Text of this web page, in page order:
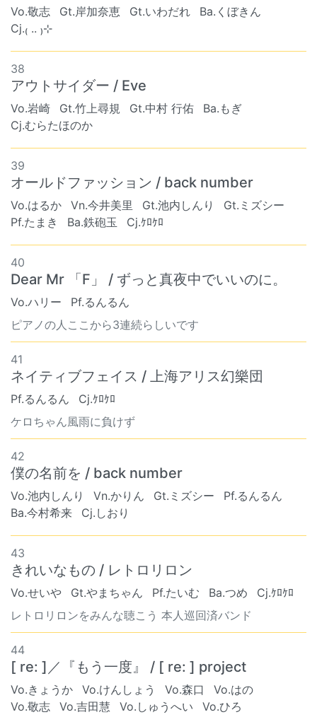
Vo.敬志 Gt.岸加奈恵 Gt.いわだれ
Ba.くぼきん
Cj.₍ .. ₎⊹
38
アウトサイダー / Eve
Vo.岩崎 Gt.竹上尋規 Gt.中村 行佑
Ba.もぎ
Cj.むらたほのか
39
オールドファッション / back number
Vo.はるか Vn.今井美里 Gt.池内しんり
Gt.ミズシー
Pf.たまき
Ba.鉄砲玉 Cj.ｹﾛｹﾛ
40
Dear Mr 「F」 / ずっと真夜中でいいのに。
Vo.ハリー
Pf.るんるん
ピアノの人ここから3連続らしいです
41
ネイティブフェイス / 上海アリス幻樂団
Pf.るんるん
Cj.ｹﾛｹﾛ
ケロちゃん風雨に負けず
42
僕の名前を / back number
Vo.池内しんり Vn.かりん Gt.ミズシー
Pf.るんるん
Ba.今村希来
Cj.しおり
43
きれいなもの / レトロリロン
Vo.せいや Gt.やまちゃん Pf.たいむ Ba.つめ
Cj.ｹﾛｹﾛ
レトロリロンをみんな聴こう 本人巡回済バンド
44
[ re: ]／『もう一度』 / [ re: ] project
Vo.きょうか Vo.けんしょう Vo.森口
Vo.はの
Vo.敬志
Vo.吉田慧 Vo.しゅうへい
Vo.ひろ